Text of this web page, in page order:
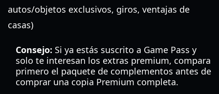
autos/objetos exclusivos, giros, ventajas de
casas)
Consejo: Si ya estás suscrito a Game Pass y
solo te interesan los extras premium, compara
primero el paquete de complementos antes de
comprar una copia Premium completa.